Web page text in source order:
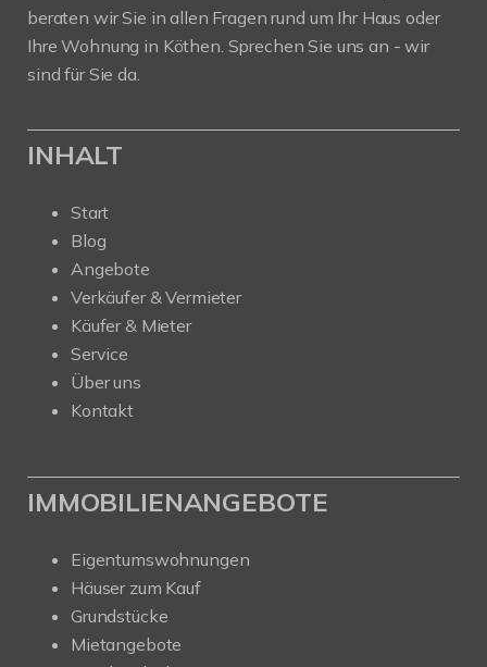
beraten wir Sie in allen Fragen rund um Ihr Haus oder
Ihre Wohnung in Köthen. Sprechen Sie uns an - wir
sind für Sie da.
INHALT
Start
Blog
Angebote
Verkäufer & Vermieter
Käufer & Mieter
Service
Über uns
Kontakt
IMMOBILIENANGEBOTE
Eigentumswohnungen
Häuser zum Kauf
Grundstücke
Mietangebote